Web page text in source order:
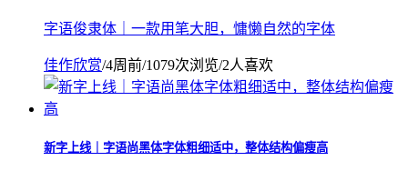
字语俊隶体｜一款用笔大胆，慵懒自然的字体
佳作欣赏/4周前/1079次浏览/2人喜欢
新字上线｜字语尚黑体字体粗细适中，整体结构偏瘦高